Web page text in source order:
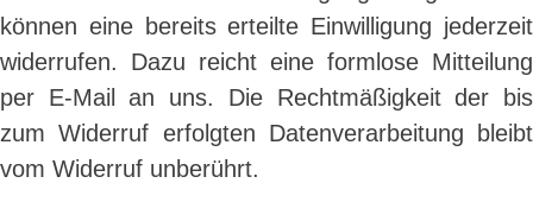
können eine bereits erteilte Einwilligung jederzeit
widerrufen. Dazu reicht eine formlose Mitteilung
per E-Mail an uns. Die Rechtmäßigkeit der bis
zum Widerruf erfolgten Datenverarbeitung bleibt
vom Widerruf unberührt.